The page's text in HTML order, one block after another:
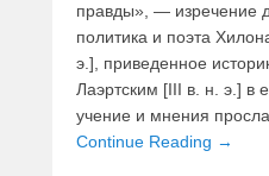
правды», — изречение
политика и поэта
э.], приведенное
Лаэртским [III в. н. э.] в
учение и мнения
Continue Reading →